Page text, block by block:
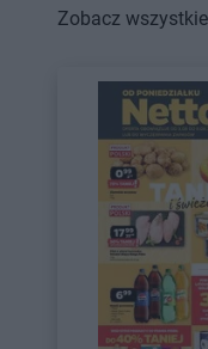
Zobacz wszystkie